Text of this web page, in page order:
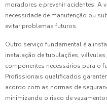
moradores e prevenir acidentes. A
necessidade de manutenção ou
evitar problemas futuros.
Outro serviço fundamental é a
instalação de tubulações,
componentes necessários para o
Profissionais qualificados
acordo com as normas de
minimizando o risco de